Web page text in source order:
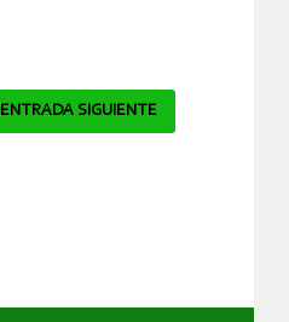
ENTRADA SIGUIENTE